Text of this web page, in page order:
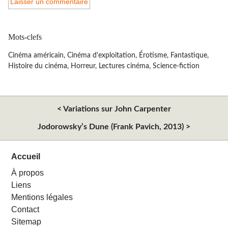
Mots-clefs
Cinéma américain, Cinéma d'exploitation, Érotisme, Fantastique,
Histoire du cinéma, Horreur, Lectures cinéma, Science-fiction
< Variations sur John Carpenter
Jodorowsky’s Dune (Frank Pavich, 2013) >
Accueil
À propos
Liens
Mentions légales
Contact
Sitemap